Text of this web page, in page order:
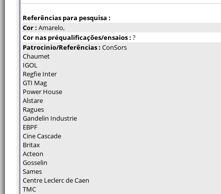
Referências para pesquisa :
Cor : Amarelo,
Cor nas préqualificações/ensaios : ?
Patrocinio/Referências : ConSors
Chaumet
IGOL
Regfie Inter
GTI Mag
Power House
Alstare
Ragues
Gandelin Industrie
EBPF
Cine Cascade
Britax
Acteon
Gosselin
Sames
Centre Leclerc de Caen
TMC